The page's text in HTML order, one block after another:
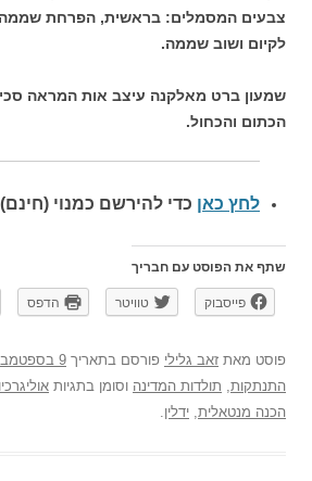
צבעים המסמלים: בראשית, הפרחת
לקיום ושוב שממה.
שמעון ברט מאלקנה עיצב אות המראה
הכתום והכחול.
לחץ כאן כדי להירשם כמנוי
שתף את הפוסט עם חבריך
פייסבוק טוויטר הדפס
פוסט מאת זאב גלילי פורסם בתאריך 9 בספטמבר 2005
התנתקות תולדות המדינה וסומן בתגיות
הכנה מנטאלית ידלין